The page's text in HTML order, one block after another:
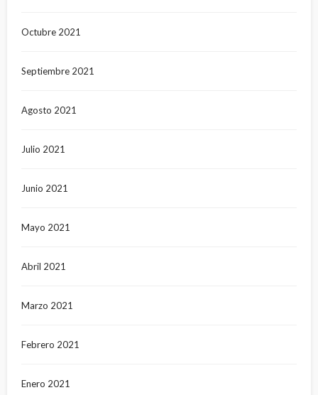
Octubre 2021
Septiembre 2021
Agosto 2021
Julio 2021
Junio 2021
Mayo 2021
Abril 2021
Marzo 2021
Febrero 2021
Enero 2021